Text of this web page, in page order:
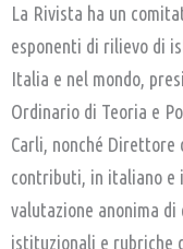
La Rivista ha un
esponenti di rilievo di
Italia e nel mondo,
Ordinario di Teoria e
Carli, nonché Direttore
contributi, in italiano e
valutazione anonima
istituzionali e rubriche